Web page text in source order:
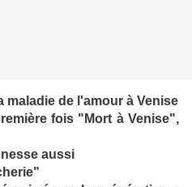
maladie de l'amour à Venise
fois "Mort à Venise",
aussi